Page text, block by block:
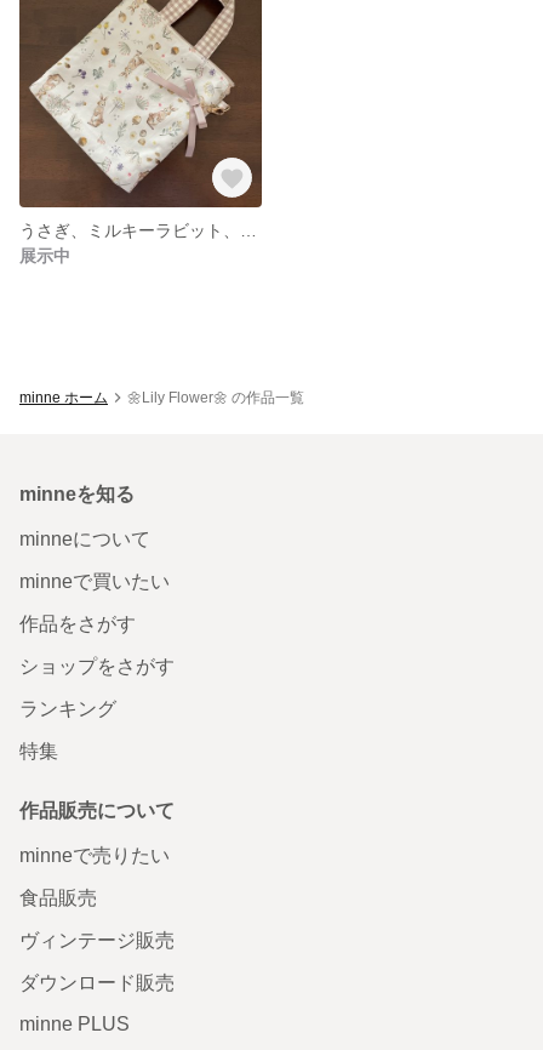
展示中
minne ホーム 🌼Lily Flower🌼 の作品一覧
minneを知る
minneについて
minneで買いたい
作品をさがす
ショップをさがす
ランキング
特集
作品販売について
minneで売りたい
食品販売
ヴィンテージ販売
ダウンロード販売
minne PLUS